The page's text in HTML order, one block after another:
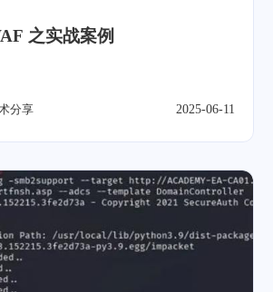
之实战案例
分享 2025-06-11